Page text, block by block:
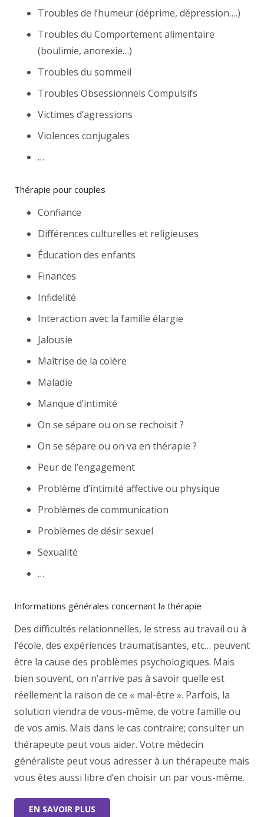
Troubles de l’humeur (déprime, dépression….)
Troubles du Comportement alimentaire
(boulimie, anorexie…)
Troubles du sommeil
Troubles Obsessionnels Compulsifs
Victimes d’agressions
Violences conjugales
…
Thérapie pour couples
Confiance
Différences culturelles et religieuses
Éducation des enfants
Finances
Infidelité
Interaction avec la famille élargie
Jalousie
Maîtrise de la colère
Maladie
Manque d’intimité
On se sépare ou on se rechoisit ?
On se sépare ou on va en thérapie ?
Peur de l’engagement
Problème d’intimité affective ou physique
Problèmes de communication
Problèmes de désir sexuel
Sexualité
…
Informations générales concernant la thérapie
Des difficultés relationnelles, le stress au travail ou à
l’école, des expériences traumatisantes, etc… peuvent
être la cause des problèmes psychologiques. Mais
bien souvent, on n’arrive pas à savoir quelle est
réellement la raison de ce « mal-être ». Parfois, la
solution viendra de vous-même, de votre famille ou
de vos amis. Mais dans le cas contraire; consulter un
thérapeute peut vous aider. Votre médecin
généraliste peut vous adresser à un thérapeute mais
vous êtes aussi libre d’en choisir un par vous-même.
EN SAVOIR PLUS